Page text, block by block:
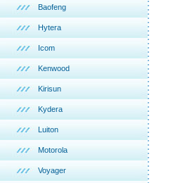
Baofeng
Hytera
Icom
Kenwood
Kirisun
Kydera
Luiton
Motorola
Voyager